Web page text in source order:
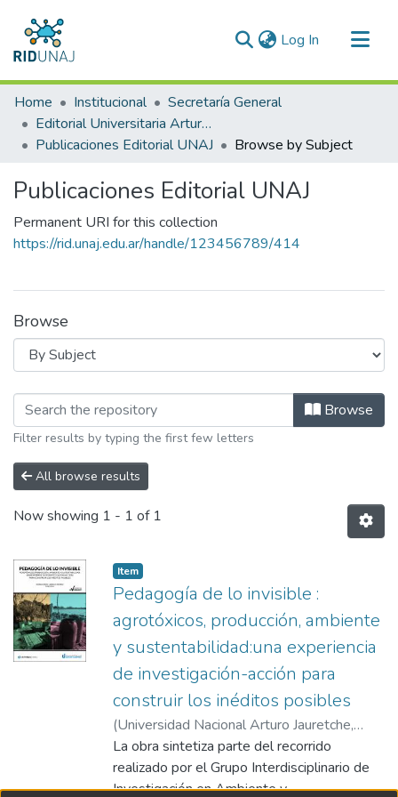
Log In (current)
Communities & Collections
All of RID-UNAJ
Home Institucional
Secretaría General
Editorial Universitaria Arturo Jauretche
Publicaciones Editorial UNAJ
Browse by Subject
Publicaciones Editorial UNAJ
Permanent URI for this collection
https://rid.unaj.edu.ar/handle/123456789/414
Browse
Browsing Publicaciones EditorialBrowse
Filter results by typing the first few letters
All browse results
Now showing 1 - 1 of 1
Item type:
Item,
Pedagogía de lo invisible :
agrotóxicos, producción, ambiente
y sustentabilidad:una experiencia
de investigación-acción para
construir los inéditos posibles
(Universidad Nacional Arturo Jauretche,
2021)García, Daniela; Menegaz, Adriana
Saraceno, Mariana;Pérez, Maximiliano;
Chiappe, Dolores;Pérez Palacios, Melanie
La obra sintetiza parte del recorrido
realizado por el Grupo Interdisciplinario de
Investigación en Ambiente y